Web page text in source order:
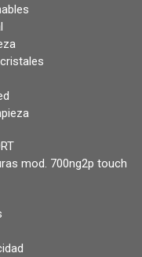
mod. 700ng2p touch